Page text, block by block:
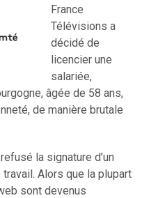
France
Télévisions a
décidé de
licencier une
salariée,
âgée de 58 ans,
de manière brutale
la signature d’un
Alors que la plupart
sont devenus